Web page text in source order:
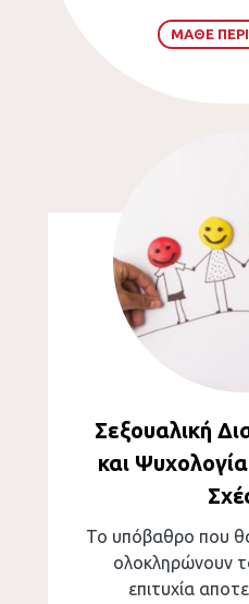
ΜΑΘΕ
Σεξουαλική
και
Το υπόβαθρο που
ολοκληρώνουν
επιτυχία